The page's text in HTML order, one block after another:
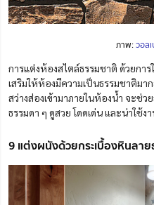
ภาพ:วอล
การแต่งห้องสไตล์ธรรมชาติ ด้วยกา
เสริมให้ห้องมีความเป็นธรรมชาติม
สว่างส่องเข้ามาภายในห้องน้ำ จะช่
ธรรมดา ๆ ดูสวย โดดเด่น และน่าใช้ง
9 แต่งผนังด้วยกระเบื้องหินลา